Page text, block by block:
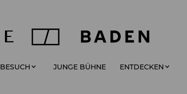
BESUCH JUNGE BÜHNE ENTDECKEN